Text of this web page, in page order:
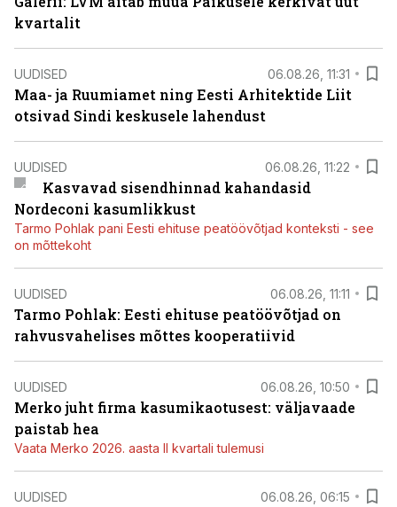
kvartalit
UUDISED 06.08.26, 11:31
Maa- ja Ruumiamet ning Eesti Arhitektide Liit
otsivad Sindi keskusele lahendust
UUDISED 06.08.26, 11:22
Kasvavad sisendhinnad kahandasid
Nordeconi kasumlikkust
Tarmo Pohlak pani Eesti ehituse peatöövõtjad konteksti - see
on mõttekoht
UUDISED 06.08.26, 11:11
Tarmo Pohlak: Eesti ehituse peatöövõtjad on
rahvusvahelises mõttes kooperatiivid
UUDISED 06.08.26, 10:50
Merko juht firma kasumikaotusest: väljavaade
paistab hea
Vaata Merko 2026. aasta II kvartali tulemusi
UUDISED 06.08.26, 06:15